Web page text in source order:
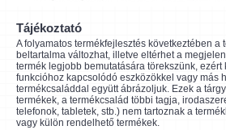
Tájékoztató
A folyamatos termékfejlesztés következtében a
beltartalma változhat, illetve eltérhet a
termék legjobb bemutatására törekszünk, ezért
funkcióhoz kapcsolódó eszközökkel vagy más
termékcsaláddal együtt ábrázoljuk. Ezek a
termékek, a termékcsalád többi tagja,
telefonok, tabletek, stb.) nem tartoznak a
vagy külön rendelhető termékek.